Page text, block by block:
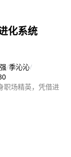
化系统
/季沁沁/
职场精英，凭借进